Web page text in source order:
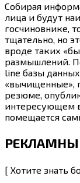
Собирая
лица и будут
госчиновнике,
тщательно, но
вроде таких
размышлений.
line базы
«вычищенные»,
резюме,
интересующем
помещается
[ Хотите знать